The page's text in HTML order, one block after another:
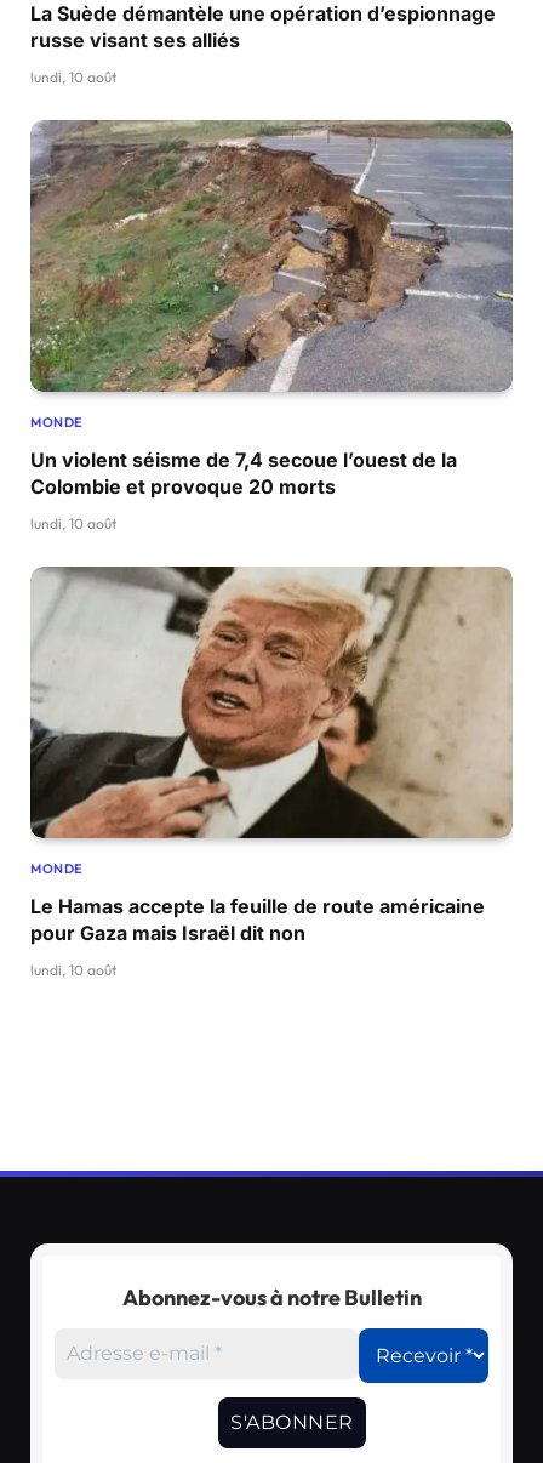
La Suède démantèle une opération d’espionnage
russe visant ses alliés
lundi, 10 août
MONDE
Un violent séisme de 7,4 secoue l’ouest de la
Colombie et provoque 20 morts
lundi, 10 août
MONDE
Le Hamas accepte la feuille de route américaine
pour Gaza mais Israël dit non
lundi, 10 août
Abonnez-vous à notre Bulletin